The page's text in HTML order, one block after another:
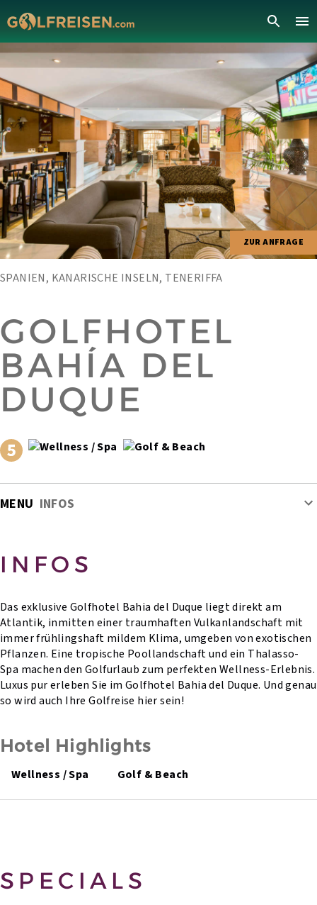
ZUR ANFRAGE
SPANIEN, KANARISCHE INSELN, TENERIFFA
GOLFHOTEL
BAHÍA DEL
DUQUE
MENU INFOS
INFOS
Das exklusive Golfhotel Bahia del Duque liegt direkt am
Atlantik, inmitten einer traumhaften Vulkanlandschaft mit
immer frühlingshaft mildem Klima, umgeben von exotischen
Pflanzen. Eine tropische Poollandschaft und ein Thalasso-
Spa machen den Golfurlaub zum perfekten Wellness-Erlebnis.
Luxus pur erleben Sie im Golfhotel Bahia del Duque. Und genau
so wird auch Ihre Golfreise hier sein!
Hotel Highlights
Wellness / Spa Golf & Beach
SPECIALS